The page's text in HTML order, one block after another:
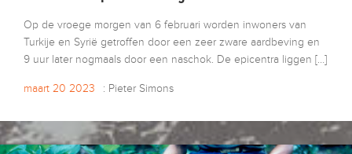
Op de vroege morgen van 6 februari worden inwoners van
Turkije en Syrië getroffen door een zeer zware aardbeving en
9 uur later nogmaals door een naschok. De epicentra liggen […]
maart 20 2023 : Pieter Simons